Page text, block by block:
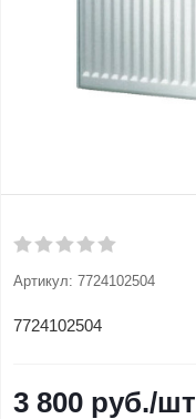
Артикул: 7724102504
7724102504
3 800 руб./шт